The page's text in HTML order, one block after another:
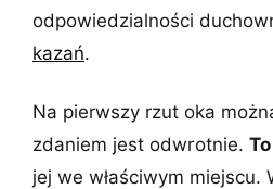
odpowiedzialności
kazań.
Na pierwszy rzut oka
zdaniem jest odwrotnie.
jej we właściwym miejscu.